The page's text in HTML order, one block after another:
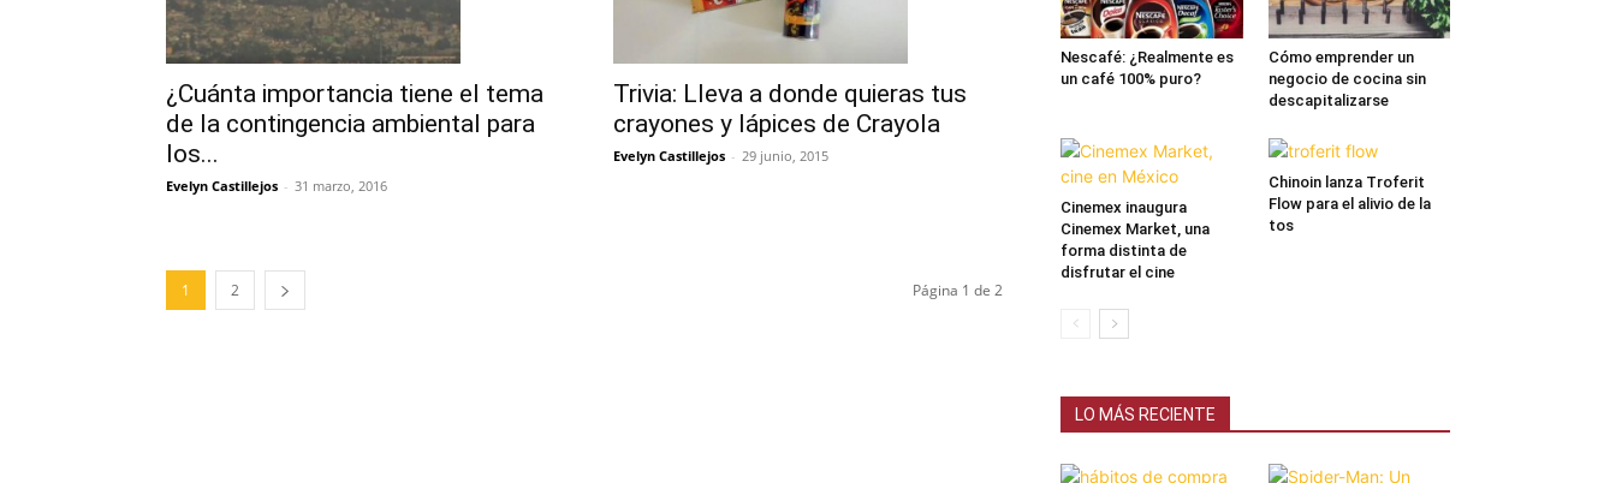
¿Cuánta importancia tiene el tema
de la contingencia ambiental para
los...
Evelyn Castillejos - 31 marzo, 2016
Trivia: Lleva a donde quieras tus
crayones y lápices de Crayola
Evelyn Castillejos - 29 junio, 2015
1 2 Página 1 de 2
Nescafé: ¿Realmente es
un café 100% puro?
Cómo emprender un
negocio de cocina sin
descapitalizarse
Cinemex inaugura
Cinemex Market, una
forma distinta de
disfrutar el cine
Chinoin lanza Troferit
Flow para el alivio de la
tos
LO MÁS RECIENTE